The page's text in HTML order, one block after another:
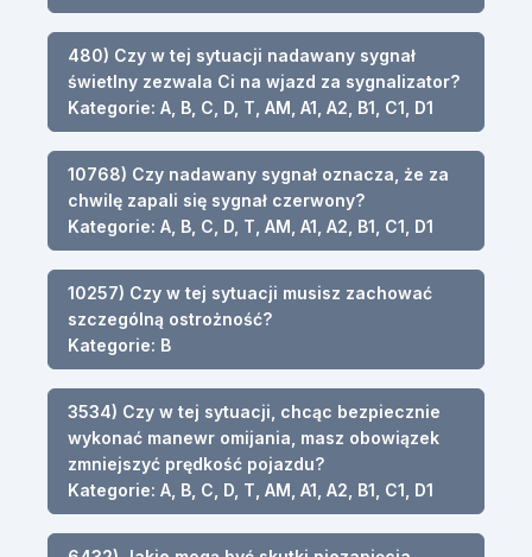
480) Czy w tej sytuacji nadawany sygnał
świetlny zezwala Ci na wjazd za sygnalizator?
Kategorie: A, B, C, D, T, AM, A1, A2, B1, C1, D1
10768) Czy nadawany sygnał oznacza, że za
chwilę zapali się sygnał czerwony?
Kategorie: A, B, C, D, T, AM, A1, A2, B1, C1, D1
10257) Czy w tej sytuacji musisz zachować
szczególną ostrożność?
Kategorie: B
3534) Czy w tej sytuacji, chcąc bezpiecznie
wykonać manewr omijania, masz obowiązek
zmniejszyć prędkość pojazdu?
Kategorie: A, B, C, D, T, AM, A1, A2, B1, C1, D1